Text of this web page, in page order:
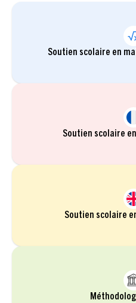
Soutien scolaire en
Soutien scolaire
Soutien scolaire